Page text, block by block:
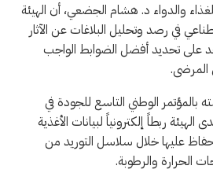
والدواء د. هشام الجضعي، أن الهيئة
في رصد وتحليل البلاغات عن الآثار
على تحديد أفضل الضوابط الواجب
المرضى.
الوطني التاسع للجودة في
الهيئة ربطاً إلكترونياً لبيانات الأغذية
عليها خلال سلاسل التوريد من
الحرارة والرطوبة.